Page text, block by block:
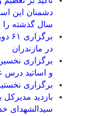
دشمنان این
سال گذشته را
در مازندران
برگزاری
و اساتید
برگزاری
بازدید مدیرکل
سیدالشهدای